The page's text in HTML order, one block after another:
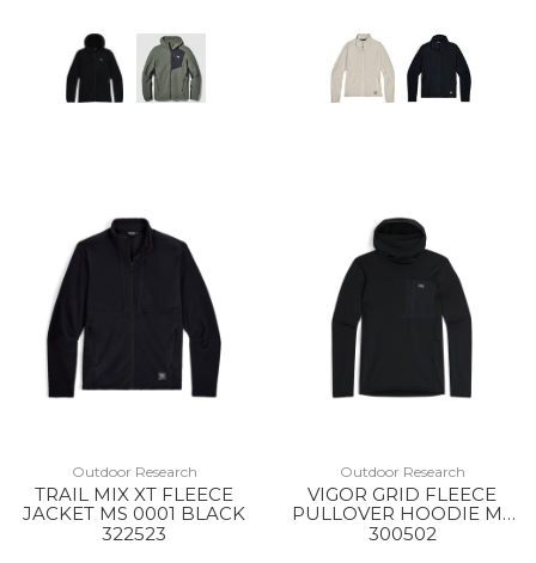
Outdoor Research
TRAIL MIX XT FLEECE
JACKET MS 0001 BLACK
322523
Outdoor Research
VIGOR GRID FLEECE
PULLOVER HOODIE MS
0001 BLACK
300502